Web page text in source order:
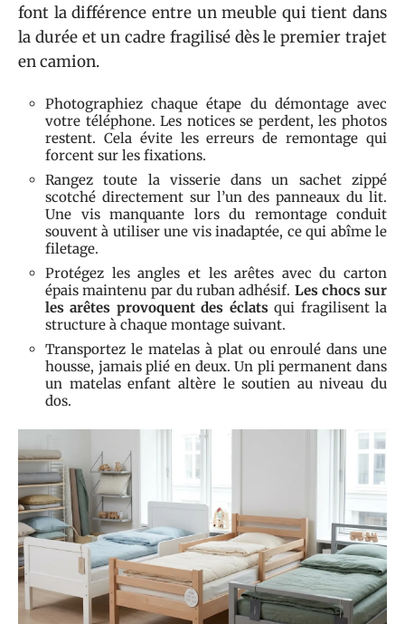
font la différence entre un meuble qui tient dans
la durée et un cadre fragilisé dès le premier trajet
en camion.
Photographiez chaque étape du démontage avec
votre téléphone. Les notices se perdent, les photos
restent. Cela évite les erreurs de remontage qui
forcent sur les fixations.
Rangez toute la visserie dans un sachet zippé
scotché directement sur l’un des panneaux du lit.
Une vis manquante lors du remontage conduit
souvent à utiliser une vis inadaptée, ce qui abîme le
filetage.
Protégez les angles et les arêtes avec du carton
épais maintenu par du ruban adhésif. Les chocs sur
les arêtes provoquent des éclatsqui fragilisent la
structure à chaque montage suivant.
Transportez le matelas à plat ou enroulé dans une
housse, jamais plié en deux. Un pli permanent dans
un matelas enfant altère le soutien au niveau du
dos.